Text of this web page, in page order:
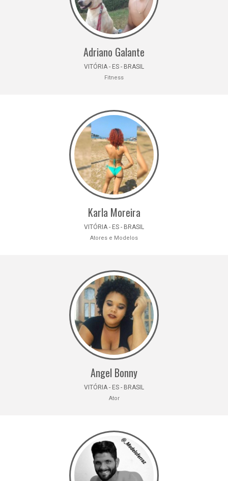
Adriano Galante
VITÓRIA - ES - BRASIL
Fitness
Karla Moreira
VITÓRIA - ES - BRASIL
Atores e Modelos
Angel Bonny
VITÓRIA - ES - BRASIL
Ator